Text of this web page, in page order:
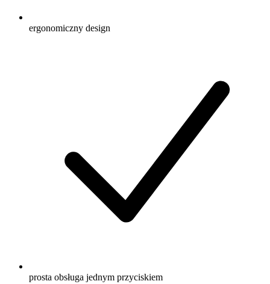
ergonomiczny design
prosta obsługa jednym przyciskiem